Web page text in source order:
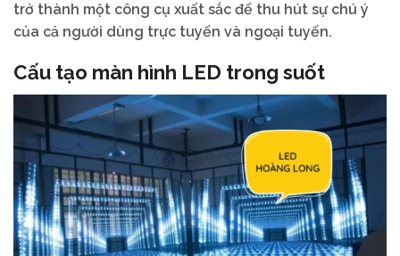
trở thành một công cụ xuất sắc để thu hút sự chú ý
của cả người dùng trực tuyến và ngoại tuyến.
Cấu tạo màn hình LED trong suốt